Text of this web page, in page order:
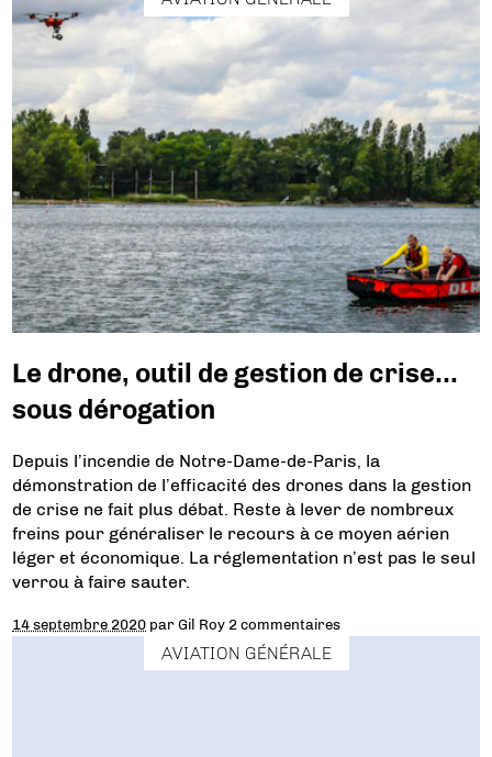
Le drone, outil de gestion de crise…
sous dérogation
Depuis l’incendie de Notre-Dame-de-Paris, la
démonstration de l’efficacité des drones dans la gestion
de crise ne fait plus débat. Reste à lever de nombreux
freins pour généraliser le recours à ce moyen aérien
léger et économique. La réglementation n’est pas le seul
verrou à faire sauter.
14 septembre 2020 parGil Roy 2 commentaires
AVIATION GÉNÉRALE